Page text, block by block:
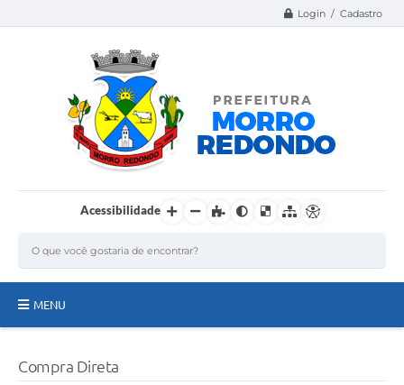
Login / Cadastro
Acessibilidade
MENU
Compra Direta